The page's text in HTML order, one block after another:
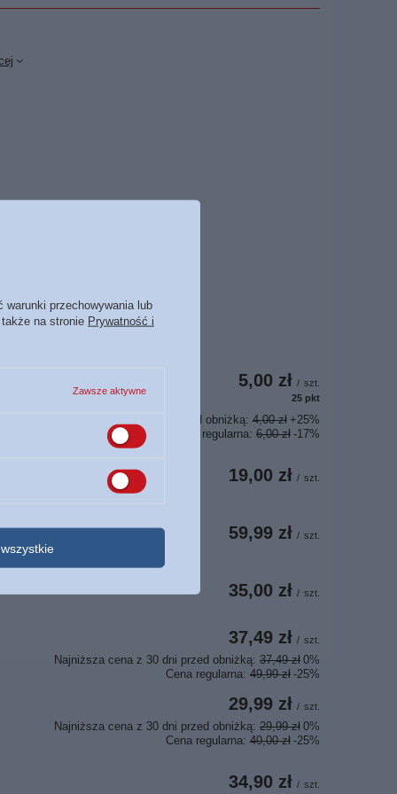
5,00 zł / szt.
25 pkt
Najniższa cena z 30 dni przed obniżką: 4,00 zł +25%
Cena regularna: 6,00 zł -17%
19,00 zł / szt.
59,99 zł / szt.
35,00 zł / szt.
37,49 zł / szt.
Najniższa cena z 30 dni przed obniżką: 37,49 zł 0%
Cena regularna: 49,99 zł -25%
29,99 zł / szt.
Najniższa cena z 30 dni przed obniżką: 29,99 zł 0%
Cena regularna: 40,00 zł -25%
34,90 zł / szt.
warunki przechowywania lub
na stronie Prywatność i
Zawsze aktywne